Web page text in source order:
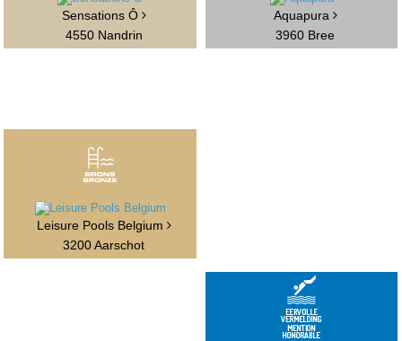
Sensations Ô
4550 Nandrin
Aquapura
3960 Bree
Leisure Pools Belgium
3200 Aarschot